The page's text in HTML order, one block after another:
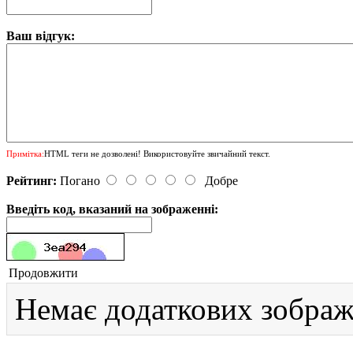
Ваш відгук:
Примітка:HTML теги не дозволені! Використовуйте звичайний текст.
Рейтинг: Погано Добре
Введіть код, вказаний на зображенні:
Продовжити
Немає додаткових